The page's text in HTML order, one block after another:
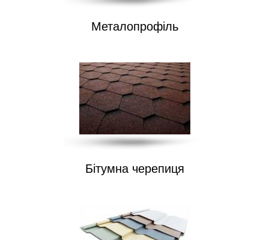
Металопрофіль
Бітумна черепиця